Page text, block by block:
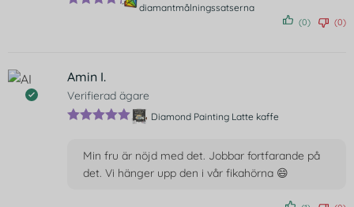
diamantmålningssatserna
(0) (0)
Amin I.
Verifierad ägare
Diamond Painting Latte kaffe
Min fru är nöjd med det. Jobbar fortfarande på
det. Vi hänger upp den i vår fikahörna 😄